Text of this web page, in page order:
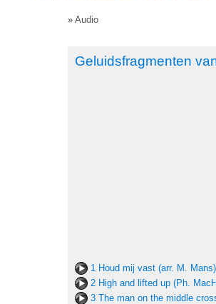
» Audio
Geluidsfragmenten
1 Houd mij vast (arr. M.
2 High and lifted up (Ph.
3 The man on the middle